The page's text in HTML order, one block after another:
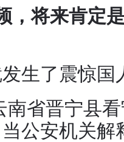
，将来肯定
生了震惊国
南省晋宁县
公安机关解